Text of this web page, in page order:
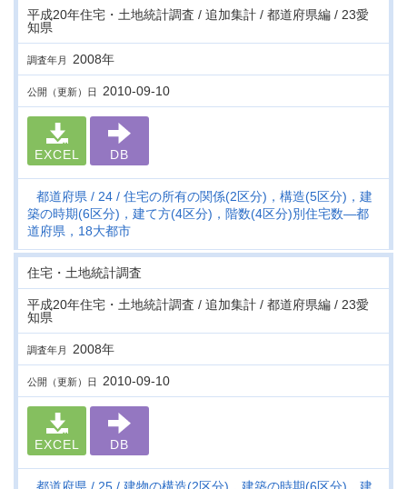
平成20年住宅・土地統計調査 / 追加集計 / 都道府県編 / 23愛
知県
調査年月 2008年
公開（更新）日 2010-09-10
EXCEL DB
都道府県 24
住宅の所有の関係(2区分)，構造(5区分)，建
築の時期(6区分)，建て方(4区分)，階数(4区分)別住宅数―都
道府県，18大都市
住宅・土地統計調査
平成20年住宅・土地統計調査 / 追加集計 / 都道府県編 / 23愛
知県
調査年月 2008年
公開（更新）日 2010-09-10
EXCEL DB